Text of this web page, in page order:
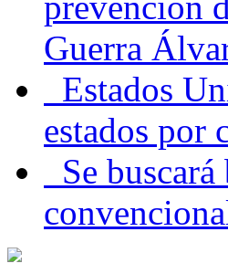
Guerra
Estados
estados por
Se